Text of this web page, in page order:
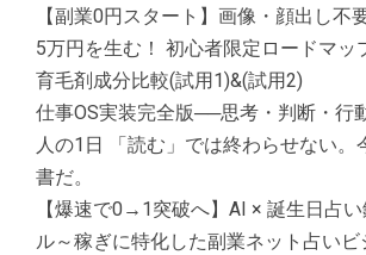
【副業0円スタート】画像・顔出し不
5万円を生む！ 初心者限定ロードマッ
育毛剤成分比較(試用1)&(試用2)
仕事OS実装完全版──思考・判断・行
人の1日 「読む」では終わらせない。
書だ。
【爆速で0→1突破へ】AI × 誕生日占
ル～稼ぎに特化した副業ネット占いビ